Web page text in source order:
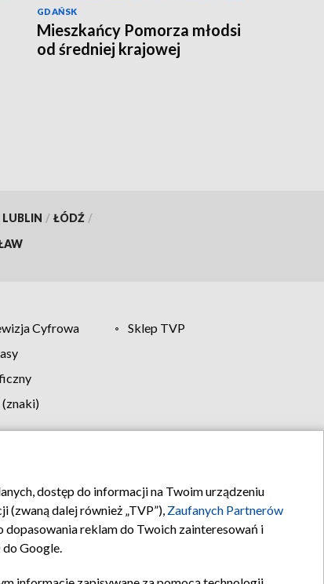
GDAŃSK
Mieszkańcy Pomorza młodsi
od średniej krajowej
LUBLIN / ŁÓDŹ /
Cyfrowa
Sklep TVP
Kontakt
dostęp do informacji na Twoim urządzeniu
(zwaną dalej również „TVP”), Zaufanych Partnerów
reklam do Twoich zainteresowań i
Google.